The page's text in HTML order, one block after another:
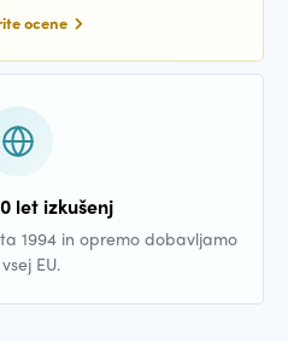
ocene
let izkušenj
1994 in opremo dobavljamo
EU.